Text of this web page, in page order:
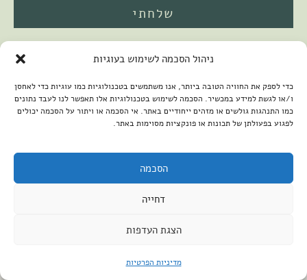
ניהול הסכמה לשימוש בעוגיות
כדי לספק את החוויה הטובה ביותר, אנו משתמשים בטכנולוגיות כמו עוגיות כדי לאחסן
ו/או לגשת למידע במכשיר. הסכמה לשימוש בטכנולוגיות אלו תאפשר לנו לעבד נתונים
כמו התנהגות גולשים או מזהים ייחודיים באתר. אי הסכמה או ויתור על הסכמה יכולים
לפגוע בפעולתן של תכונות או פונקציות מסוימות באתר.
הסכמה
דחייה
הצגת העדפות
מדיניות הפרטיות
שלחתי
2026 © כל הזכויות שמורות למיכל שמיר
הצהרת נגישות